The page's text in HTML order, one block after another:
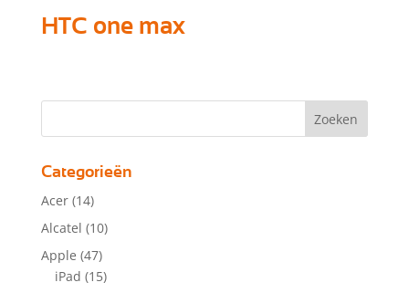
HTC one max
Categorieën
Acer (14)
Alcatel (10)
Apple (47)
iPad (15)